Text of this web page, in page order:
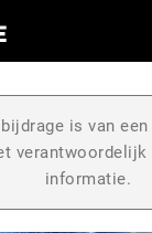
is van
verantwoordelijk
informatie.